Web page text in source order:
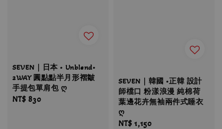
SEVEN｜日本 • Unblend•
2WAY 圓點點半月形褶皺
手提包單肩包 ღ
Regular
NT$ 830
SEVEN｜韓國 •正韓 設計
師檔口 粉漾浪漫 純棉荷
葉邊花卉無袖兩件式睡衣
ღ
Regular
NT$ 1,150